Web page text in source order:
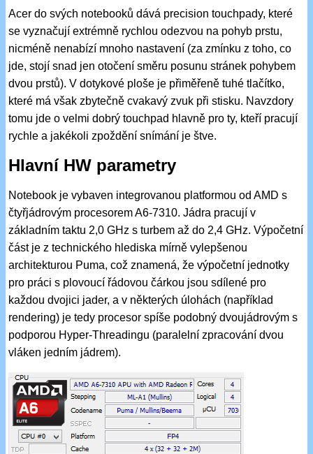
Acer do svých notebooků dává precision touchpady, které
se vyznačují extrémně rychlou odezvou na pohyb prstu,
nicméně nenabízí mnoho nastavení (za zmínku z toho, co
jde, stojí snad jen otočení směru posunu stránek pohybem
dvou prstů). V dotykové ploše je přiměřeně tuhé tlačítko,
které má však zbytečně cvakavý zvuk při stisku. Navzdory
tomu jde o velmi dobrý touchpad hlavně pro ty, kteří pracují
rychle a jakékoli zpoždění snímání je štve.
Hlavní HW parametry
Notebook je vybaven integrovanou platformou od AMD s
čtyřjádrovým procesorem A6-7310. Jádra pracují v
základním taktu 2,0 GHz s turbem až do 2,4 GHz. Výpočetní
část je z technického hlediska mírně vylepšenou
architekturou Puma, což znamená, že výpočetní jednotky
pro práci s plovoucí řádovou čárkou jsou sdílené pro
každou dvojici jader, a v některých úlohách (například
rendering) je tedy procesor spíše podobný dvoujádrovým s
podporou Hyper-Threadingu (paralelní zpracování dvou
vláken jedním jádrem).